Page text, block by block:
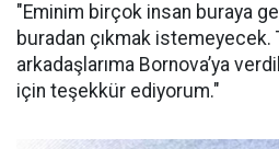
"Eminim birçok insan buraya
buradan çıkmak istemeyecek.
arkadaşlarıma Bornova’ya
için teşekkür ediyorum."